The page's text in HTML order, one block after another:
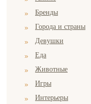
Бренды
Города и страны
Девушки
Еда
Животные
Игры
Интерьеры